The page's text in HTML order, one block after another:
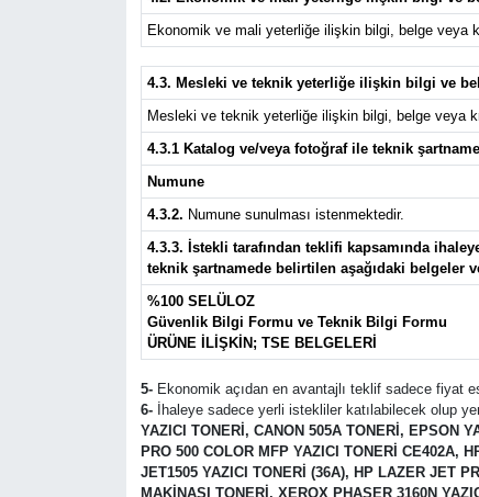
Ekonomik ve mali yeterliğe ilişkin bilgi, belge veya
4.3. Mesleki ve teknik yeterliğe ilişkin bilgi ve
Mesleki ve teknik yeterliğe ilişkin bilgi, belge veya
4.3.1 Katalog ve/veya fotoğraf ile teknik
Numune
4.3.2. Numune sunulması istenmektedir.
4.3.3. İstekli tarafından teklifi kapsamında
teknik şartnamede belirtilen aşağıdaki belgeler
%100 SELÜLOZ
Güvenlik Bilgi Formu ve Teknik Bilgi Formu
ÜRÜNE İLİŞKİN; TSE BELGELERİ
5-Ekonomik açıdan en avantajlı teklif sadece fiyat
6-
İhaleye sadece yerli istekliler katılabilecek olup
YAZICI TONERİ, CANON 505A TONERİ, EPSON
PRO 500 COLOR MFP YAZICI TONERİ CE402A,
JET1505 YAZICI TONERİ (36A), HP LAZER JET
MAKİNASI TONERİ, XEROX PHASER 3160N